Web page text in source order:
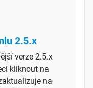
2.5.x
verze 2.5.x
kliknout na
na